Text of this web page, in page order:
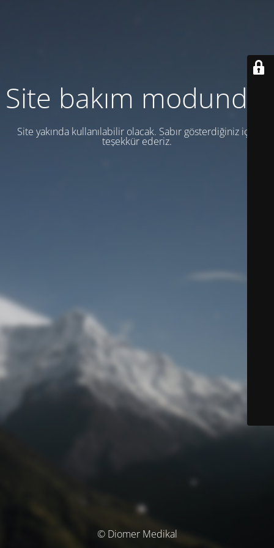
Site bakım modunda.
Site yakında kullanılabilir olacak. Sabır gösterdiğiniz için
teşekkür ederiz.
© Diomer Medikal